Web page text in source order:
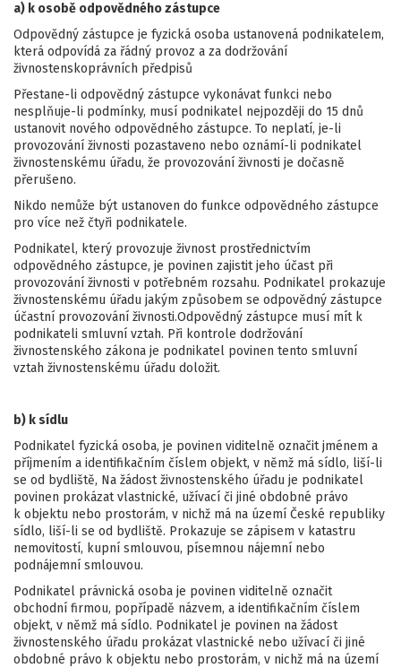
a) k osobě odpovědného zástupce
Odpovědný zástupce je fyzická osoba ustanovená podnikatelem,
která odpovídá za řádný provoz a za dodržování
živnostenskoprávních předpisů
Přestane-li odpovědný zástupce vykonávat funkci nebo
nesplňuje-li podmínky, musí podnikatel nejpozději do 15 dnů
ustanovit nového odpovědného zástupce. To neplatí, je-li
provozování živnosti pozastaveno nebo oznámí-li podnikatel
živnostenskému úřadu, že provozování živnosti je dočasně
přerušeno.
Nikdo nemůže být ustanoven do funkce odpovědného zástupce
pro více než čtyři podnikatele.
Podnikatel, který provozuje živnost prostřednictvím
odpovědného zástupce, je povinen zajistit jeho účast při
provozování živnosti v potřebném rozsahu. Podnikatel prokazuje
živnostenskému úřadu jakým způsobem se odpovědný zástupce
účastní provozování živnosti.Odpovědný zástupce musí mít k
podnikateli smluvní vztah. Při kontrole dodržování
živnostenského zákona je podnikatel povinen tento smluvní
vztah živnostenskému úřadu doložit.
b) k sídlu
Podnikatel fyzická osoba, je povinen viditelně označit jménem a
příjmením a identifikačním číslem objekt, v němž má sídlo, liší-li
se od bydliště, Na žádost živnostenského úřadu je podnikatel
povinen prokázat vlastnické, užívací či jiné obdobné právo
k objektu nebo prostorám, v nichž má na území České republiky
sídlo, liší-li se od bydliště. Prokazuje se zápisem v katastru
nemovitostí, kupní smlouvou, písemnou nájemní nebo
podnájemní smlouvou.
Podnikatel právnická osoba je povinen viditelně označit
obchodní firmou, popřípadě názvem, a identifikačním číslem
objekt, v němž má sídlo. Podnikatel je povinen na žádost
živnostenského úřadu prokázat vlastnické nebo užívací či jiné
obdobné právo k objektu nebo prostorám, v nichž má na území